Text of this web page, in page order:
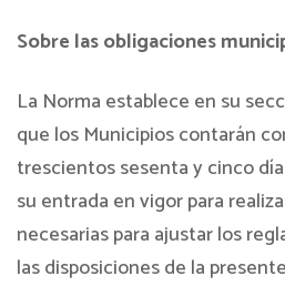
Sobre las obligaciones
La Norma establece en su
que los Municipios contarán
trescientos sesenta y cinco
su entrada en vigor para
necesarias para ajustar los
las disposiciones de la